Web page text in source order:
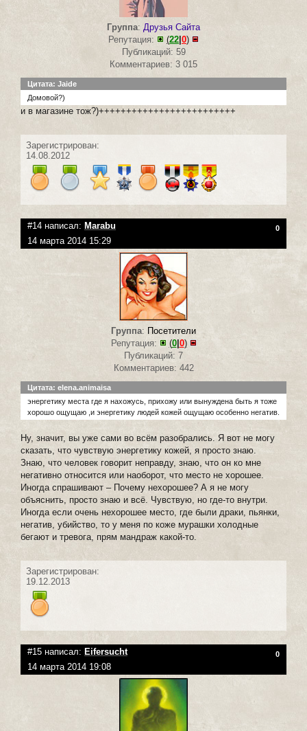
Группа: Друзья Сайта
Репутация:
(22 0)
Публикаций: 59
Комментариев: 3 015
Цитата: Jaide
Домовой?)
и в магазине тож?)+++++++++++++++++++++++++
Зарегистрирован:
14.08.2012
#14 написал: Marabu 0
14 марта 2014 15:29
Группа: Посетители
Репутация:
(0| 0)
Публикаций: 7
Комментариев: 442
Цитата: elena.animaisa
энергетику места где я нахожусь, прихожу или вынуждена быть я тоже
хорошо ощущаю ,и энергетику людей кожей ощущаю особенно негатив.
Ну, значит, вы уже сами во всём разобрались. Я вот не могу
сказать, что чувствую энергетику кожей, я просто знаю.
Знаю, что человек говорит неправду, знаю, что он ко мне
негативно относится или наоборот, что место не хорошее.
Иногда спрашивают – Почему нехорошее? А я не могу
объяснить, просто знаю и всё. Чувствую, но где-то внутри.
Иногда если очень нехорошее место, где были драки, пьянки,
негатив, убийство, то у меня по коже мурашки холодные
бегают и тревога, прям мандраж какой-то.
Зарегистрирован:
19.12.2013
#15 написал: Eifersucht 0
14 марта 2014 19:08